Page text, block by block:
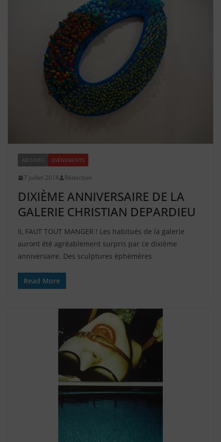
ARCHIVES EVÉNEMENTS
7 juillet 2014 Rédaction
DIXIÈME ANNIVERSAIRE DE LA
GALERIE CHRISTIAN DEPARDIEU
IL FAUT TOUT MANGER ! Les habitués de la galerie
auront été agréablement surpris par ce dixième
anniversaire. Des sculptures éphémères
Read More